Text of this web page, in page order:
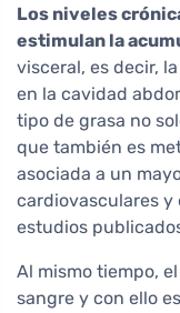
Los niveles
estimulan la
visceral, es decir,
en la cavidad
tipo de grasa no
que también es
asociada a un
cardiovasculares y
estudios
Al mismo tiempo,
sangre y con ello